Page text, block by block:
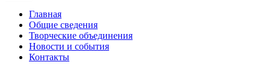
Главная
Общие сведения
Творческие объединения
Новости и события
Контакты